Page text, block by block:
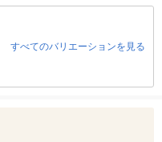
すべてのバリエーションを見る